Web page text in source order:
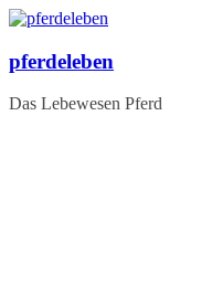
Zum
springen
pferdeleben
Das Lebewesen Pferd